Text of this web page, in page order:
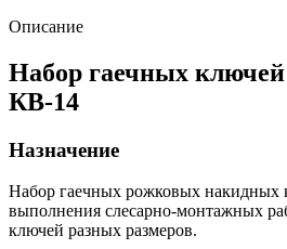
Описание
Набор гаечных
КВ-14
Назначение
Набор гаечных рожковых накидных
выполнения слесарно-монтажных
ключей разных размеров.